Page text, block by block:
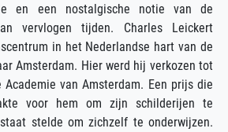
en een nostalgische notie van de
vervlogen tijden. Charles Leickert
in het Nederlandse hart van de
Amsterdam. Hier werd hij verkozen tot
van Amsterdam. Een prijs die
voor hem om zijn schilderijen te
stelde om zichzelf te onderwijzen.